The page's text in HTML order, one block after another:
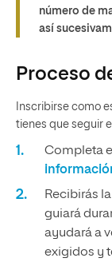
número de
así
Proceso
Inscribirse como
tienes que seguir
Completa el
Recibirás
guiará
ayudará a
exigidos y